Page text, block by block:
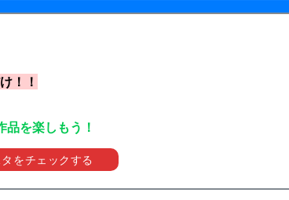
！！
品を楽しもう！
をチェックする